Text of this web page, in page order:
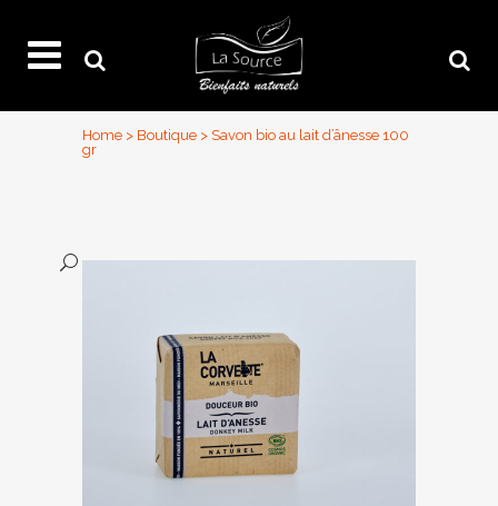
Home > Boutique > Savon bio au lait d’ânesse 100
gr